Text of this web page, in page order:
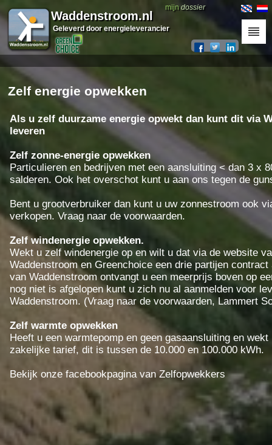
Waddenstroom.nl
Geleverd door energieleverancier
mijn dossier
Zelf energie opwekken
Als u zelf duurzame energie opwekt dan kunt dit via
leveren
Zelf zonne-energie opwekken
Particulieren en bedrijven met een aansluiting < dan 3 x
salderen. Ook het overschot kunt u aan ons tegen de
Bent u grootverbruiker dan kunt u uw zonnestroom ook
verkopen. Vraag naar de voorwaarden.
Zelf windenergie opwekken.
Wekt u zelf windenergie op en wilt u dat via de website
Waddenstroom en Greenchoice een drie partijen
van Waddenstroom ontvangt u een meerprijs boven op
nog niet is afgelopen kunt u zich nu al aanmelden voor
Waddenstroom. (Vraag naar de voorwaarden, Lammert
Zelf warmte opwekken
Heeft u een warmtepomp en geen gasaansluiting en
zakelijke tarief, dit is tussen de 10.000 en 100.000 kWh.
Bekijk onze facebookpagina van Zelfopwekkers